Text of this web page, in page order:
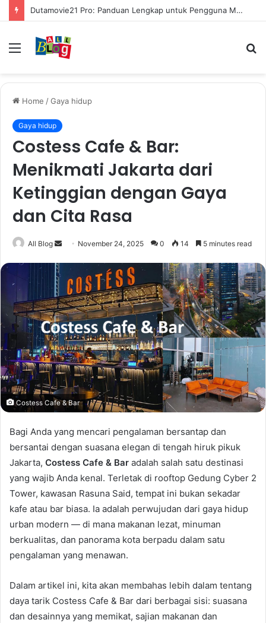
Dutamovie21 Pro: Panduan Lengkap untuk Pengguna Modern
Menu
Home /Gaya hidup
Gaya hidup
Costess Cafe & Bar:
Menikmati Jakarta dari
Ketinggian dengan Gaya
dan Cita Rasa
All Blog
Send
email
November 24, 2025 0 14 5 minutes read
Costess Cafe & Bar
Bagi Anda yang mencari pengalaman bersantap dan
bersantai dengan suasana elegan di tengah hiruk pikuk
Jakarta, Costess Cafe & Bar adalah salah satu destinasi
yang wajib Anda kenal. Terletak di rooftop Gedung Cyber 2
Tower, kawasan Rasuna Said, tempat ini bukan sekadar
kafe atau bar biasa. Ia adalah perwujudan dari gaya hidup
urban modern — di mana makanan lezat, minuman
berkualitas, dan panorama kota berpadu dalam satu
pengalaman yang menawan.
Dalam artikel ini, kita akan membahas lebih dalam tentang
daya tarik Costess Cafe & Bar dari berbagai sisi: suasana
dan desainnya yang memikat, sajian makanan dan